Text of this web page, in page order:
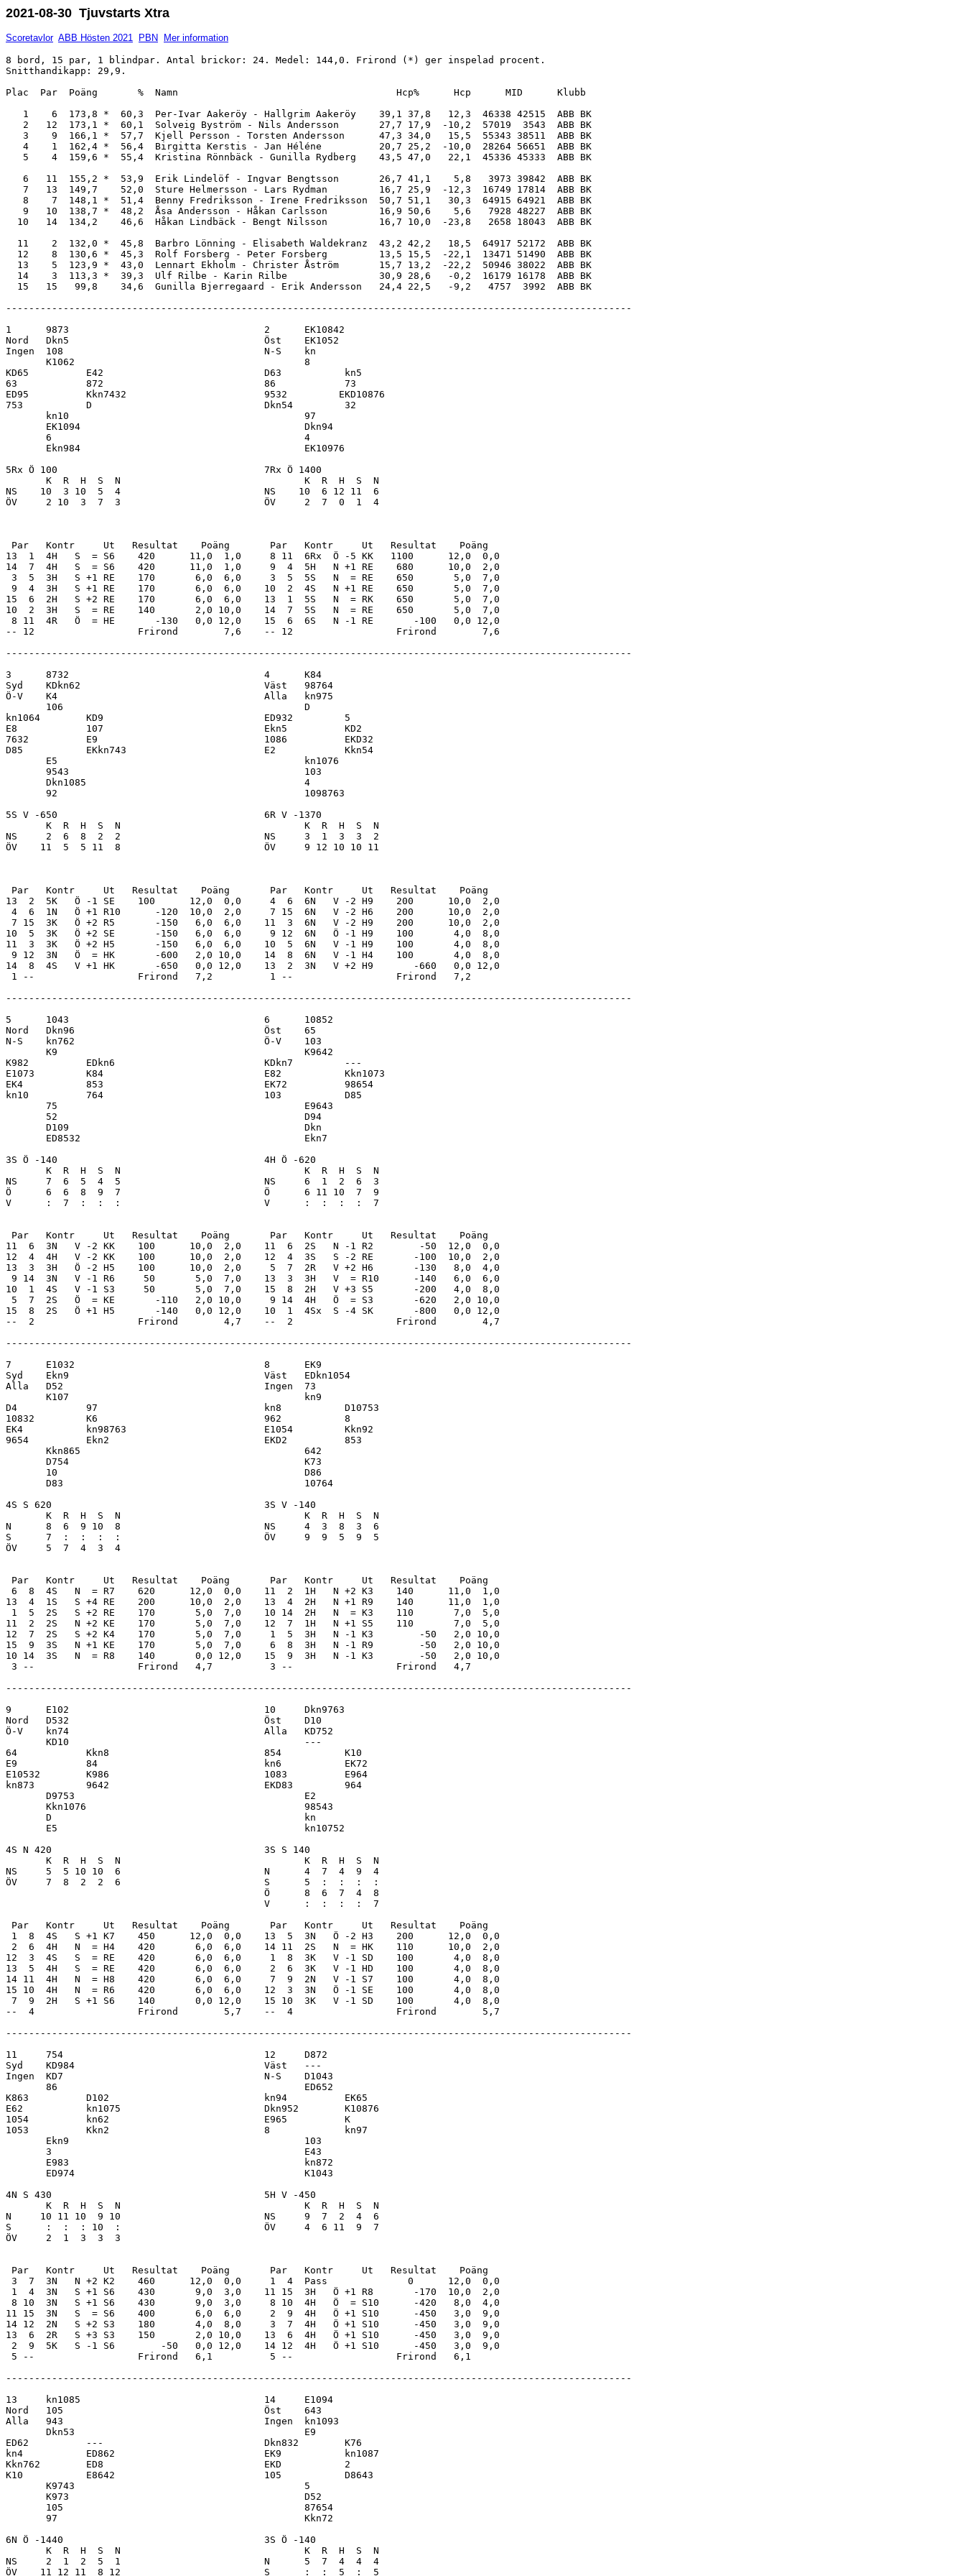
2021-08-30 Tjuvstarts Xtra
Scoretavlor ABB Hösten 2021 PBN Mer information
8 bord, 15 par, 1 blindpar. Antal brickor: 24. Medel: 144,0. Frirond (*) ger inspelad procent.
Snitthandikapp: 29,9.
Plac  Par  Poäng       %  Namn                                      Hcp%      Hcp      MID      Klubb
   1    6  173,8 *  60,3  Per-Ivar Aakeröy - Hallgrim Aakeröy    39,1 37,8   12,3  46338 42515  ABB BK
   2   12  173,1 *  60,1  Solveig Byström - Nils Andersson       27,7 17,9  -10,2  57019  3543  ABB BK
   3    9  166,1 *  57,7  Kjell Persson - Torsten Andersson      47,3 34,0   15,5  55343 38511  ABB BK
   4    1  162,4 *  56,4  Birgitta Kerstis - Jan Héléne          20,7 25,2  -10,0  28264 56651  ABB BK
   5    4  159,6 *  55,4  Kristina Rönnbäck - Gunilla Rydberg    43,5 47,0   22,1  45336 45333  ABB BK
   6   11  155,2 *  53,9  Erik Lindelöf - Ingvar Bengtsson       26,7 41,1    5,8   3973 39842  ABB BK
   7   13  149,7    52,0  Sture Helmersson - Lars Rydman         16,7 25,9  -12,3  16749 17814  ABB BK
   8    7  148,1 *  51,4  Benny Fredriksson - Irene Fredriksson  50,7 51,1   30,3  64915 64921  ABB BK
   9   10  138,7 *  48,2  Åsa Andersson - Håkan Carlsson         16,9 50,6    5,6   7928 48227  ABB BK
  10   14  134,2    46,6  Håkan Lindbäck - Bengt Nilsson         16,7 10,0  -23,8   2658 18043  ABB BK
  11    2  132,0 *  45,8  Barbro Lönning - Elisabeth Waldekranz  43,2 42,2   18,5  64917 52172  ABB BK
  12    8  130,6 *  45,3  Rolf Forsberg - Peter Forsberg         13,5 15,5  -22,1  13471 51490  ABB BK
  13    5  123,9 *  43,0  Lennart Ekholm - Christer Åström       15,7 13,2  -22,2  50946 38022  ABB BK
  14    3  113,3 *  39,3  Ulf Rilbe - Karin Rilbe                30,9 28,6   -0,2  16179 16178  ABB BK